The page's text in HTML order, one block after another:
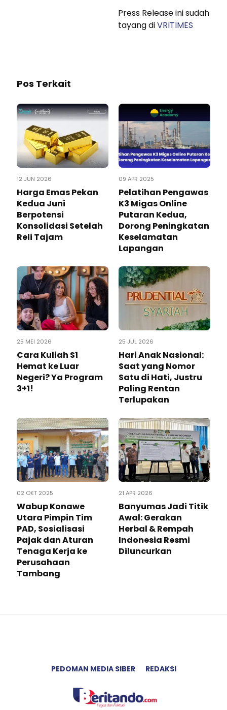
Press Release ini sudah
tayang diVRITIMES
Pos Terkait
12 JUN 2026
Harga Emas Pekan
Kedua Juni
Berpotensi
Konsolidasi Setelah
Reli Tajam
09 APR 2025
Pelatihan Pengawas
K3 Migas Online
Putaran Kedua,
Dorong Peningkatan
Keselamatan
Lapangan
25 MEI 2026
Cara Kuliah S1
Hemat ke Luar
Negeri? Ya Program
3+1!
25 JUL 2026
Hari Anak Nasional:
Saat yang Nomor
Satu di Hati, Justru
Paling Rentan
Terlupakan
02 OKT 2025
Wabup Konawe
Utara Pimpin Tim
PAD, Sosialisasi
Pajak dan Aturan
Tenaga Kerja ke
Perusahaan
Tambang
21 APR 2026
Banyumas Jadi Titik
Awal: Gerakan
Herbal & Rempah
Indonesia Resmi
Diluncurkan
PEDOMAN MEDIA SIBER REDAKSI